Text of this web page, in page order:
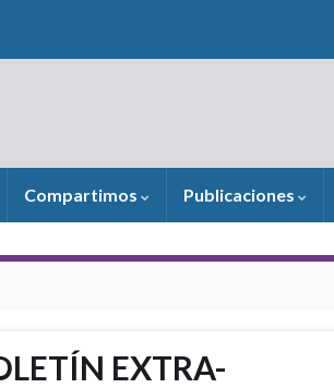
Compartimos Publicaciones
EXTRA-